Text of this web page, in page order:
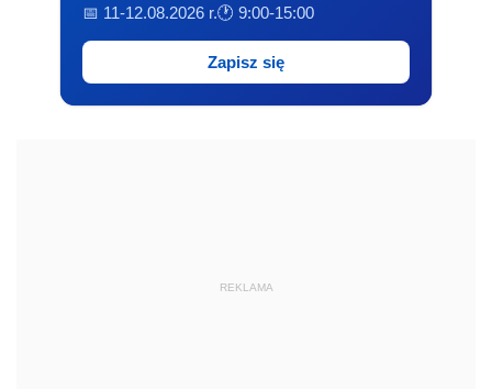
📅 11-12.08.2026 r.🕐 9:00-15:00
Zapisz się
REKLAMA